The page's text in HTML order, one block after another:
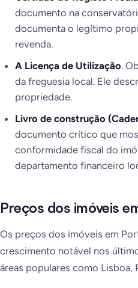
documento na
documenta o legítimo
revenda.
A Licença de Utilização.
da freguesia local. Ele
propriedade.
Livro de construção
documento crítico que
conformidade fiscal do
departamento financeiro
Preços dos imóveis
Os preços dos imóveis em
crescimento notável nos
áreas populares como Lisboa,